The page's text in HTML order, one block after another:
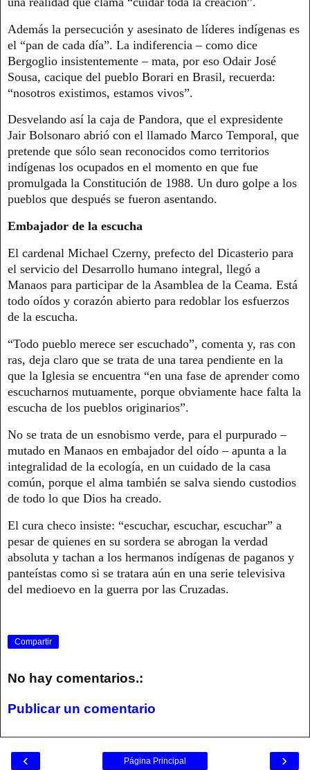
Además la persecución y asesinato de líderes indígenas es
el “pan de cada día”. La indiferencia – como dice
Bergoglio insistentemente – mata, por eso Odair José
Sousa, cacique del pueblo Borari en Brasil, recuerda:
“nosotros existimos, estamos vivos”.
Desvelando así la caja de Pandora, que el expresidente
Jair Bolsonaro abrió con el llamado Marco Temporal, que
pretende que sólo sean reconocidos como territorios
indígenas los ocupados en el momento en que fue
promulgada la Constitución de 1988. Un duro golpe a los
pueblos que después se fueron asentando.
Embajador de la escucha
El cardenal Michael Czerny, prefecto del Dicasterio para
el servicio del Desarrollo humano integral, llegó a
Manaos para participar de la Asamblea de la Ceama. Está
todo oídos y corazón abierto para redoblar los esfuerzos
de la escucha.
“Todo pueblo merece ser escuchado”, comenta y, ras con
ras, deja claro que se trata de una tarea pendiente en la
que la Iglesia se encuentra “en una fase de aprender como
escucharnos mutuamente, porque obviamente hace falta la
escucha de los pueblos originarios”.
No se trata de un esnobismo verde, para el purpurado –
mutado en Manaos en embajador del oído – apunta a la
integralidad de la ecología, en un cuidado de la casa
común, porque el alma también se salva siendo custodios
de todo lo que Dios ha creado.
El cura checo insiste: “escuchar, escuchar, escuchar” a
pesar de quienes en su sordera se abrogan la verdad
absoluta y tachan a los hermanos indígenas de paganos y
panteístas como si se tratara aún en una serie televisiva
del medioevo en la guerra por las Cruzadas.
Compartir
No hay comentarios.:
Publicar un comentario
‹ ›
Página Principal